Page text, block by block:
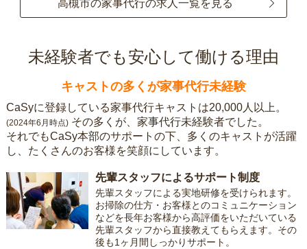
高槻市の家事代行の求人一覧を見る
未経験者でも安心して働ける理由
キャストの多くが家事代行未経験
CaSyに登録している家事代行キャストは20,000人以上。
(2024年6月時点) その多くが、家事代行未経験者でした。
それでもCaSy本部のサポートの下、多くのキャストが活躍
し、たくさんのお客様を笑顔にしています。
先輩スタッフによるサポート制度
先輩スタッフによる実地研修を受けられます。
お掃除の仕方・お客様とのコミュニケーション
などを長年お客様から高評価をいただいている
先輩スタッフから直接教えてもらえます。その
後も1ヶ月間しっかりサポート。